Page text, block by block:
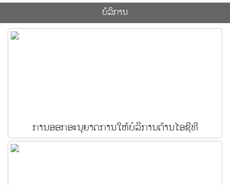
ບໍ​ລິ​ການ
ການອອກອະນຸຍາດການໃຫ້ບໍລິການດ້ານໄອຊີທີ